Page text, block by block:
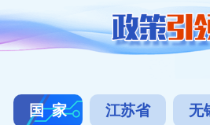
国 家 江苏省 无